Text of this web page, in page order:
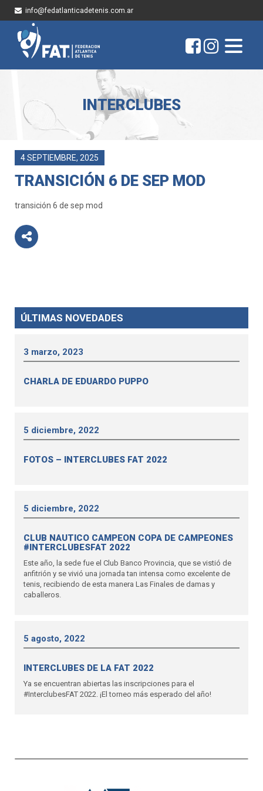
info@fedatlanticadetenis.com.ar
INTERCLUBES
4 SEPTIEMBRE, 2025
TRANSICIÓN 6 DE SEP MOD
transición 6 de sep mod
ÚLTIMAS NOVEDADES
3 marzo, 2023
CHARLA DE EDUARDO PUPPO
5 diciembre, 2022
FOTOS – INTERCLUBES FAT 2022
5 diciembre, 2022
CLUB NAUTICO CAMPEON COPA DE CAMPEONES
#INTERCLUBESFAT 2022
Este año, la sede fue el Club Banco Provincia, que se vistió de
anfitrión y se vivió una jornada tan intensa como excelente de
tenis, recibiendo de esta manera Las Finales de damas y
caballeros.
5 agosto, 2022
INTERCLUBES DE LA FAT 2022
Ya se encuentran abiertas las inscripciones para el
#InterclubesFAT 2022. ¡El torneo más esperado del año!